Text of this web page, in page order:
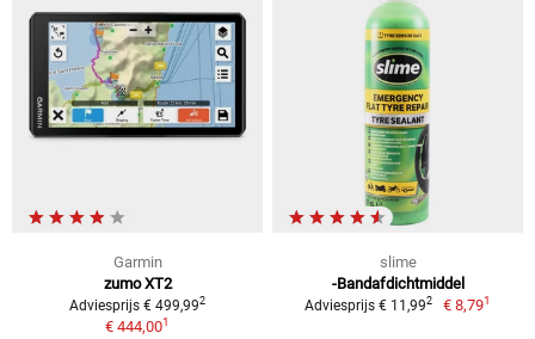
Garmin
zumo XT2
Adviesprijs € 499,992
€ 444,001
slime
-Bandafdichtmiddel
Adviesprijs € 11,992 € 8,791